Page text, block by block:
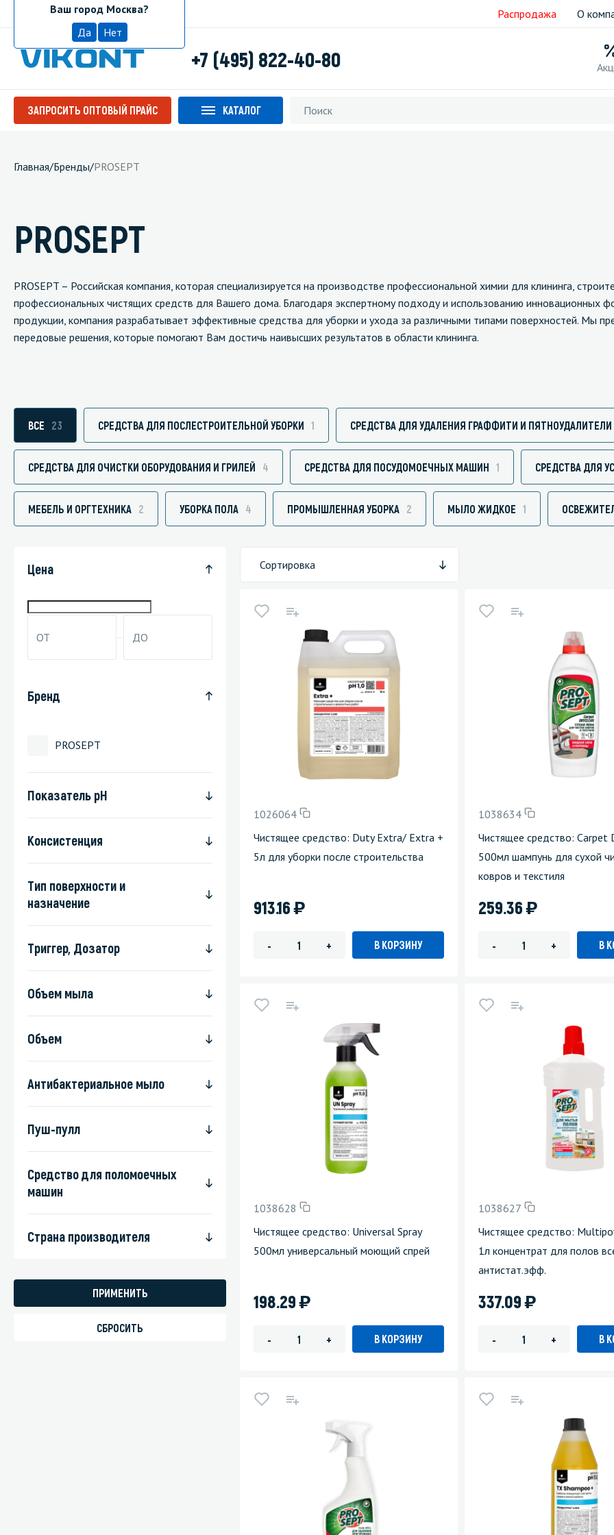
МоскваВаш город Москва?
Да
Нет
Распродажа О
+7 (495) 822-40-80
ЗАПРОСИТЬ ОПТОВЫЙ ПРАЙС КАТАЛОГ
Дегризер
Защитные составы, воски, полимеры и
стрипперы
Средства для очистки бассейнов
Средства для очистки металлических
поверхностей
Средства для удаления граффити и
пятноудалители
Средства для дезинфекции
кухни
Средства для ручного мытья
Средства для очистки
Средства для
Стекла и зеркала Мебель и оргтехника
Автохимия Личная гигиена
Главная/Бренды/PROSEPT
PROSEPT
PROSEPT – Российская компания, которая специализируется на производстве профессиональной химии для клининга,
профессиональных чистящих средств для Вашего дома. Благодаря экспертному подходу и использованию инновационных
продукции, компания разрабатывает эффективные средства для уборки и ухода за различными типами поверхностей. Мы
передовые решения, которые помогают Вам достичь наивысших результатов в области клининга.
ВСЕ 23 СРЕДСТВА ДЛЯ ПОСЛЕСТРОИТЕЛЬНОЙ УБОРКИ 1 СРЕДСТВА ДЛЯ УДАЛЕНИЯ ГРАФФИТИ И ПЯТНОУДАЛИТЕЛИ
СРЕДСТВА ДЛЯ ОЧИСТКИ ОБОРУДОВАНИЯ И ГРИЛЕЙ 4 СРЕДСТВА ДЛЯ ПОСУДОМОЕЧНЫХ МАШИН 1 СРЕДСТВА ДЛЯ
МЕБЕЛЬ И ОРГТЕХНИКА 2 УБОРКА ПОЛА 4 ПРОМЫШЛЕННАЯ УБОРКА 2 МЫЛО ЖИДКОЕ 1
Цена
Бренд
PROSEPT
Показатель pH
Консистенция
Тип поверхности и
назначение
Триггер, Дозатор
Объем мыла
Объем
Антибактериальное мыло
Пуш-пулл
Средство для поломоечных
машин
Страна производителя
Сортировка
1026064
Чистящее средство: Duty Extra/ Extra +
5л для уборки после строительства
913.16)
- + В КОРЗИНУ
1038634
Чистящее средство: Carpet
500мл шампунь для сухой
ковров и текстиля
259.36)
- + В
1038628
Чистящее средство: Universal Spray
500мл универсальный моющий спрей
198.29)
- + В КОРЗИНУ
1038627
Чистящее средство:
1л концентрат для полов
антистат.эфф.
337.09)
- + В